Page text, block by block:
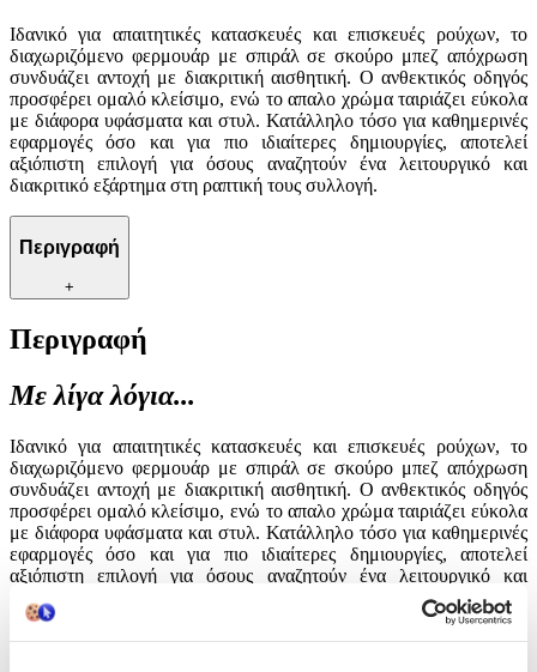
Ιδανικό για απαιτητικές κατασκευές και επισκευές ρούχων, το
διαχωριζόμενο φερμουάρ με σπιράλ σε σκούρο μπεζ απόχρωση
συνδυάζει αντοχή με διακριτική αισθητική. Ο ανθεκτικός οδηγός
προσφέρει ομαλό κλείσιμο, ενώ το απαλο χρώμα ταιριάζει εύκολα
με διάφορα υφάσματα και στυλ. Κατάλληλο τόσο για καθημερινές
εφαρμογές όσο και για πιο ιδιαίτερες δημιουργίες, αποτελεί
αξιόπιστη επιλογή για όσους αναζητούν ένα λειτουργικό και
διακριτικό εξάρτημα στη ραπτική τους συλλογή.
Περιγραφή
+
Περιγραφή
Με λίγα λόγια...
Ιδανικό για απαιτητικές κατασκευές και επισκευές ρούχων, το
διαχωριζόμενο φερμουάρ με σπιράλ σε σκούρο μπεζ απόχρωση
συνδυάζει αντοχή με διακριτική αισθητική. Ο ανθεκτικός οδηγός
προσφέρει ομαλό κλείσιμο, ενώ το απαλο χρώμα ταιριάζει εύκολα
με διάφορα υφάσματα και στυλ. Κατάλληλο τόσο για καθημερινές
εφαρμογές όσο και για πιο ιδιαίτερες δημιουργίες, αποτελεί
αξιόπιστη επιλογή για όσους αναζητούν ένα λειτουργικό και
Χαρακτηριστικά